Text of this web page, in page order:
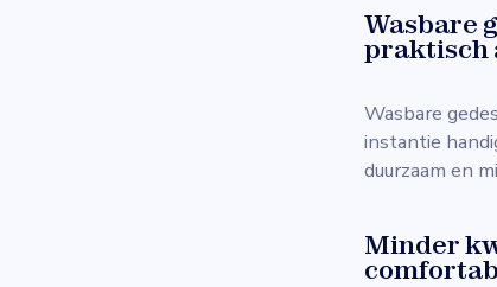
Wasbare
praktisch
Wasbare
instantie
duurzaam en
Minder